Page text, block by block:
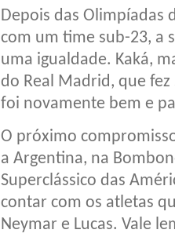
Depois das Olimpíadas
com um time sub-23, a
uma igualdade. Kaká,
do Real Madrid, que
foi novamente bem e
O próximo
a Argentina, na
Superclássico das
contar com os atletas
Neymar e Lucas. Vale